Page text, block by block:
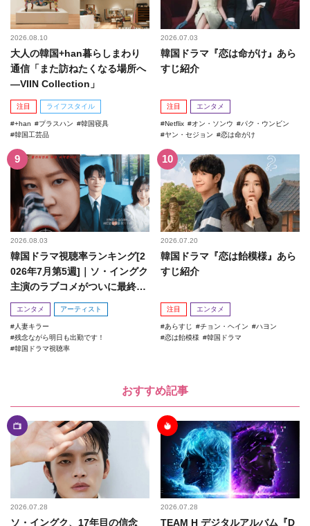
2026.08.10
大人の韓国+han暮らしまわり
通信「また訪ねたくなる場所へ
―VIIN Collection」
注目 ライフスタイル
+han プラスハン
韓国寝具
韓国工芸品
2026.07.03
韓国ドラマ『恋は命がけ』あら
すじ紹介
注目 エンタメ
Netflix オン・ソンウ
パク・ウンビン
ヤン・セジョン
恋は命がけ
2026.08.03
韓国ドラマ視聴率ランキング[2
026年7月第5週]｜ソ・イングク
主演のラブコメがついに最終
回！
エンタメ アーティスト
人妻キラー
残念ながら明日も出勤です！
韓国ドラマ視聴率
2026.07.20
韓国ドラマ『恋は飴模様』あら
すじ紹介
注目 エンタメ
あらすじ チョン・ヘイン
ハヨン
恋は飴模様
韓国ドラマ
おすすめ記事
2026.07.28
ソ・イングク、17年目の信念
2026.07.28
TEAM H デジタルアルバム『D